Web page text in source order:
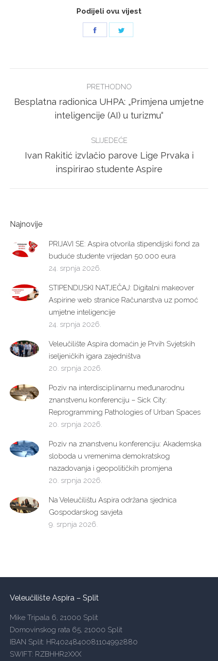
Podijeli ovu vijest
NAVIGATION
PRETHODNO
Previous
post:
Besplatna radionica UHPA: „Primjena umjetne
inteligencije (AI) u turizmu“
SLIJEDEĆE
Next
post:
Ivan Rakitić izvlačio parove Lige Prvaka i
inspirirao studente Aspire
Najnovije
PRIJAVI SE: Aspira otvorila stipendijski fond za
buduće studente vrijedan 50.000 eura
24. srpnja 2026.
STIPENDIJSKI NATJEČAJ: Digitalni makeover
Aspirine web stranice Računarstva uz pomoć
umjetne inteligencije
24. srpnja 2026.
Veleučilište Aspira domaćin je Prvih Svjetskih
iseljeničkih igara zajedništva
20. srpnja 2026.
Poziv na interdisciplinarnu međunarodnu
znanstvenu konferenciju – Sick City:
Reprogramming Pathologies of Urban Spaces
20. srpnja 2026.
Poziv na znanstvenu konferenciju: Akademska
sloboda u vremenima demokratskog
nazadovanja i geopolitičkih promjena
20. srpnja 2026.
Na Veleučilištu Aspira održana sjednica
Gospodarskog savjeta
9. srpnja 2026.
Veleučilište Aspira – Split
Mike Tripala 6, 21000 Split
Domovinskog rata 65, 21000 Split
IBAN Split: HR4024840081104992880
SWIFT: RZBHHR2XXX